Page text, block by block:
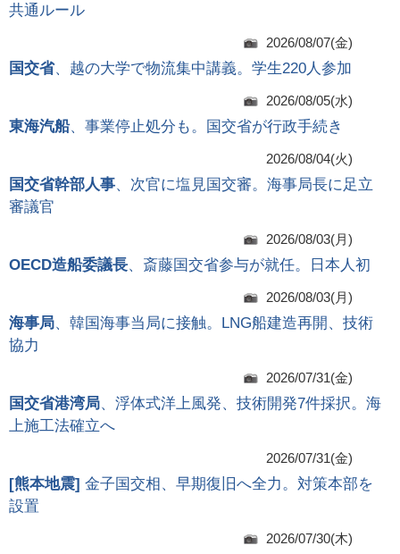
共通ルール
2026/08/07(金)
国交省、越の大学で物流集中講義。学生220人参加
2026/08/05(水)
東海汽船、事業停止処分も。国交省が行政手続き
2026/08/04(火)
国交省幹部人事、次官に塩見国交審。海事局長に足立
審議官
2026/08/03(月)
OECD造船委議長、斎藤国交省参与が就任。日本人初
2026/08/03(月)
海事局、韓国海事当局に接触。LNG船建造再開、技術
協力
2026/07/31(金)
国交省港湾局、浮体式洋上風発、技術開発7件採択。海
上施工法確立へ
2026/07/31(金)
[熊本地震] 金子国交相、早期復旧へ全力。対策本部を
設置
2026/07/30(木)